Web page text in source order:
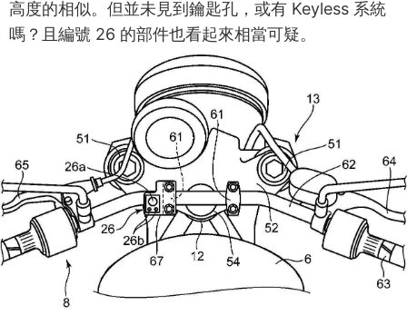
高度的相似。但並未見到鑰匙孔，或有 Keyless 系統
嗎？且編號 26 的部件也看起來相當可疑。